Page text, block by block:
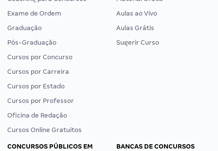
Exame de Ordem
Graduação
Pós-Graduação
Cursos por Concurso
Cursos por Carreira
Cursos por Estado
Cursos por Professor
Oficina de Redação
Cursos Online Gratuitos
Aulas ao Vivo
Aulas Grátis
Sugerir Curso
CONCURSOS PÚBLICOS EM
BANCAS DE CONCURSOS